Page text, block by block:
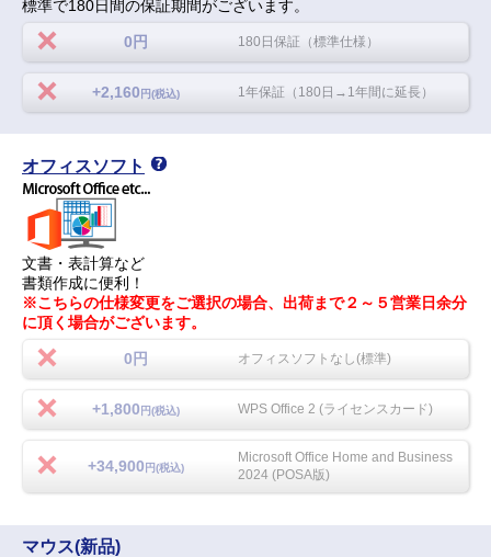
標準で180日間の保証期間がございます。
0円 180日保証（標準仕様）
+2,160 円(税込) 1年保証（180日→1年間に延長）
オフィスソフト
文書・表計算など
書類作成に便利！
※こちらの仕様変更をご選択の場合、出荷まで２～５営業日余分
に頂く場合がございます。
0円 オフィスソフトなし(標準)
+1,800 円(税込) WPS Office 2 (ライセンスカード)
+34,900 円(税込)
Microsoft Office Home and Business
2024 (POSA版)
マウス(新品)